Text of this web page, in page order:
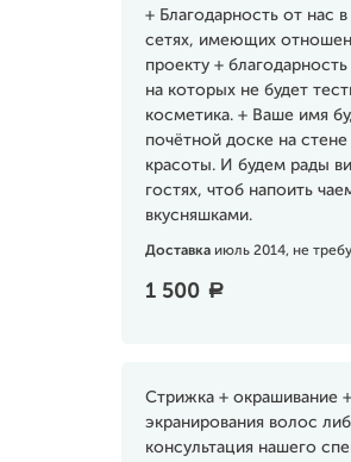
+ Благодарность от нас
сетях, имеющих
проекту +
на которых не будет
косметика. + Ваше имя
почётной доске на стене
красоты. И будем рады
гостях, чтоб напоить
вкусняшками.
Доставка июль 2014, не
1 500 a
Стрижка + окрашивание
экранирования волос
консультация нашего